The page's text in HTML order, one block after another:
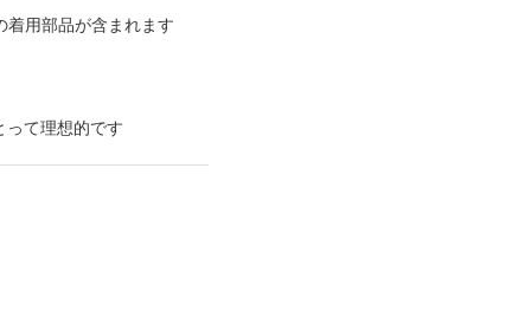
着用部品が含まれます
って理想的です